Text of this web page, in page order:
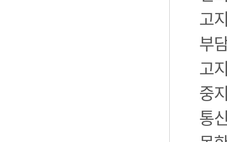
고
부
고
중
통